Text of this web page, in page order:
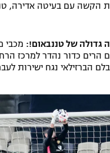
הקשה עם בעיטה אדירה,
מכבי
הרים כדור נהדר למרכז
הברזילאי נגח ישירות